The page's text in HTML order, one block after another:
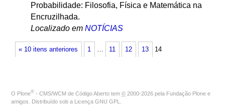
Probabilidade: Filosofia, Física e Matemática na
Encruzilhada.
Localizado em NOTÍCIAS
« 10 itens anteriores 1 11 12 13 14
O Plone® - CMS/WCM de Código Aberto tem © 2000-2026 pela Fundação Plone e
amigos. Distribuído sob a Licença GNU GPL